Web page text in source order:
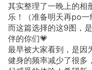
其实整理了一晚上的相
乐！（准备明天再po一
而这篇选择的这9图，
伴的你们💗
最早被大家看到，是因
健身的频率减少了很多